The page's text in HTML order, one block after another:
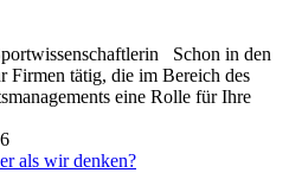
Schon in den
Firmen tätig, die im Bereich des
eine Rolle für Ihre
als wir denken?